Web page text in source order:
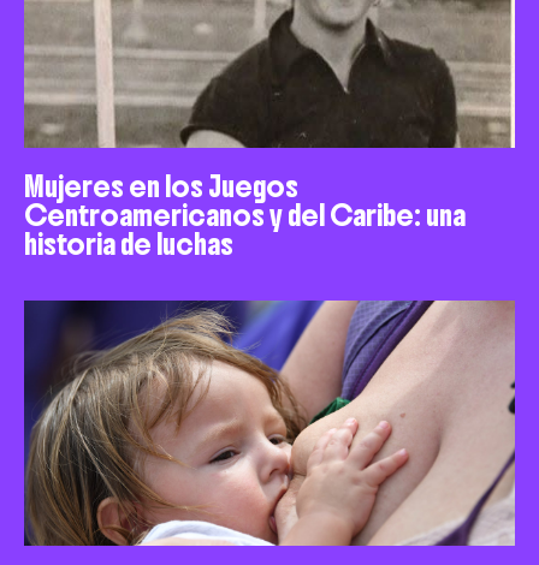
Mujeres en los Juegos
Centroamericanos y del Caribe: una
historia de luchas